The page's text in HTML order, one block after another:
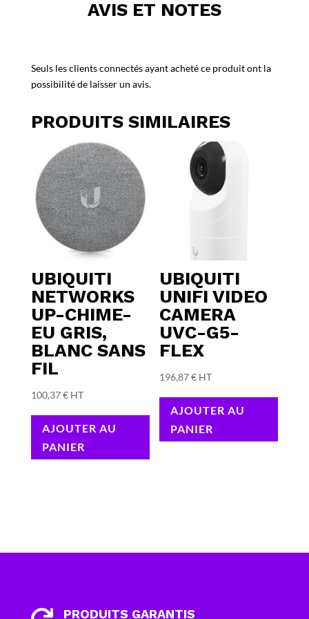
AVIS ET NOTES
Seuls les clients connectés ayant acheté ce produit ont la
possibilité de laisser un avis.
PRODUITS SIMILAIRES
UBIQUITI
NETWORKS
UP-CHIME-
EU GRIS,
BLANC SANS
FIL
100,37€ HT
AJOUTER AU
PANIER
UBIQUITI
UNIFI VIDEO
CAMERA
UVC-G5-
FLEX
196,87€ HT
AJOUTER AU
PANIER
PRODUITS GARANTIS